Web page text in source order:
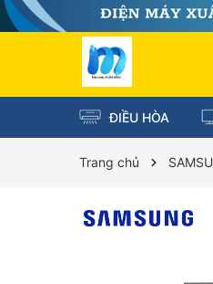
ĐIỀU HÒA
Trang chủ